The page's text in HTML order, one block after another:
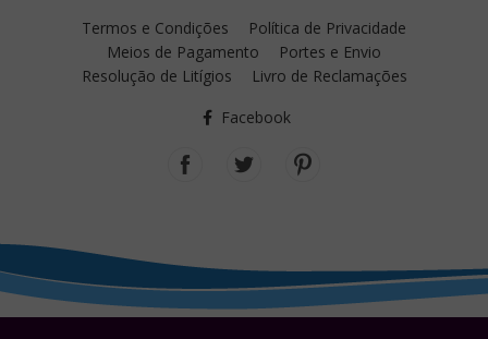
Termos e Condições
Política de Privacidade
Meios de Pagamento
Portes e Envio
Resolução de Litígios
Livro de Reclamações
Facebook